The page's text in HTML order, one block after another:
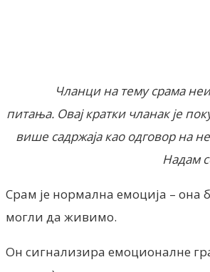
Чланци на тему срама
питања. Овај кратки чланак је
више садржаја као одговор на
Надам
Срам је нормална емоција – она
могли да живимо.
Он сигнализира емоционалне